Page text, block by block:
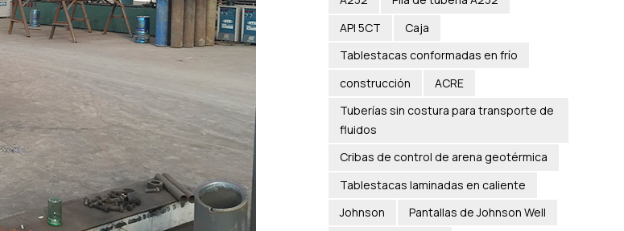
API 5CT
Caja
Tablestacas conformadas en frío
construcción
ACRE
Tuberías sin costura para transporte de
fluidos
Cribas de control de arena geotérmica
Tablestacas laminadas en caliente
Johnson
Pantallas de Johnson Well